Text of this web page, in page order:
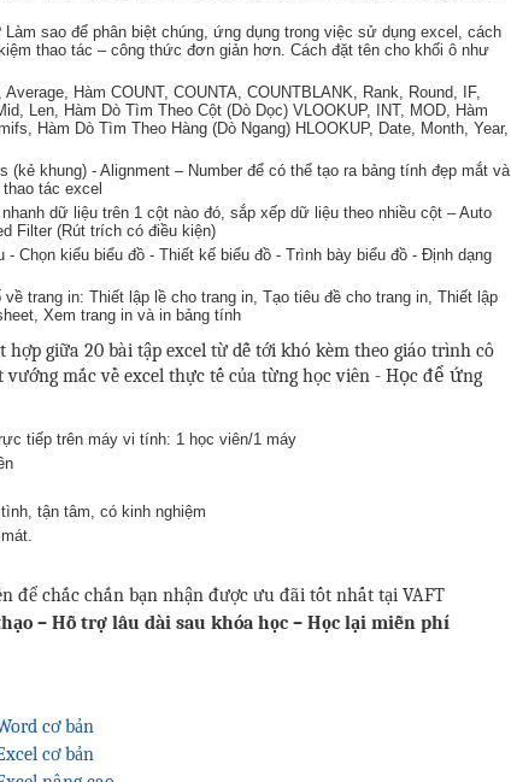
sao để phân biệt chúng, ứng dụng trong việc sử dụng excel, cách
thao tác – công thức đơn giản hơn. Cách đặt tên cho khối ô như
Hàm COUNT, COUNTA, COUNTBLANK, Rank, Round, IF,
Len, Hàm Dò Tìm Theo Cột (Dò Dọc) VLOOKUP, INT, MOD, Hàm
Hàm Dò Tìm Theo Hàng (Dò Ngang) HLOOKUP, Date, Month, Year,
(kẻ khung) - Alignment – Number để có thể tạo ra bảng tính đẹp mắt và
tác excel
dữ liệu trên 1 cột nào đó, sắp xếp dữ liệu theo nhiều cột – Auto
Filter (Rút trích có điều kiện)
- Chọn kiểu biểu đồ - Thiết kế biểu đồ - Trình bày biểu đồ - Định dạng
về trang in: Thiết lập lề cho trang in, Tạo tiêu đề cho trang in, Thiết lập
Xem trang in và in bảng tính
hợp giữa 20 bài tập excel từ dễ tới khó kèm theo giáo trình cô
vướng mắc về excel thực tế của từng học viên - Học để ứng
tiếp trên máy vi tính: 1 học viên/1 máy
tận tâm, có kinh nghiệm
để chắc chắn bạn nhận được ưu đãi tốt nhất tại VAFT
– Hỗ trợ lâu dài sau khóa học – Học lại miễn phí
cơ bản
cơ bản